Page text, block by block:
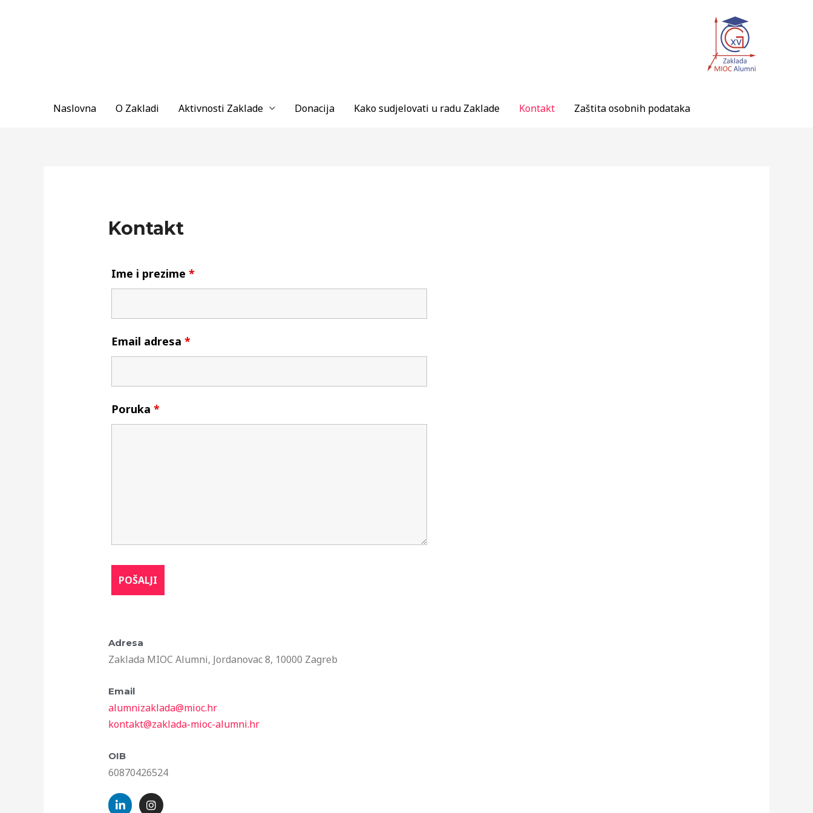
Naslovna O Zakladi Aktivnosti Zaklade Donacija Kako sudjelovati u radu Zaklade Kontakt Zaštita osobnih podataka
Kontakt
Ime i prezime *
Email adresa *
Poruka *
Adresa
Zaklada MIOC Alumni, Jordanovac 8, 10000 Zagreb
Email
alumnizaklada@mioc.hr
kontakt@zaklada-mioc-alumni.hr
OIB
60870426524
L
i
I
n